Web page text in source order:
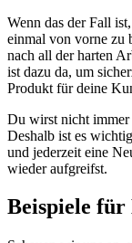
Wenn das der Fall
einmal von vorne zu
nach all der harten
ist dazu da, um
Produkt für deine
Du wirst nicht immer
Deshalb ist es
und jederzeit eine
wieder aufgreifst.
Beispiele